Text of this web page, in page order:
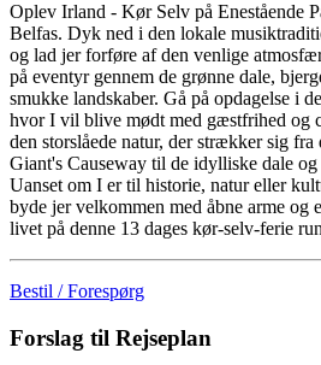
Oplev Irland - Kør Selv på Enestående
Belfas. Dyk ned i den lokale
og lad jer forføre af den venlige
på eventyr gennem de grønne dale,
smukke landskaber. Gå på opdagelse i
hvor I vil blive mødt med gæstfrihed og
den storslåede natur, der strækker sig
Giant's Causeway til de idylliske dale
Uanset om I er til historie, natur eller
byde jer velkommen med åbne arme og
livet på denne 13 dages kør-selv-ferie
Bestil / Forespørg
Forslag til Rejseplan